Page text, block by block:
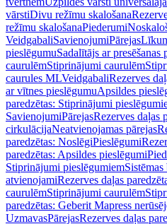
vārstiDivu režīmu skalošana
režīmu skalošanaPiederumi
VeidgabaliSavienojumiPārejas
pieslēgumuSadalītājs ar presēšanas
caurulēmStiprinājumi caurulēm
caurules MLVeidgabaliRezerves
ar vītnes pieslēgumuApsildes
paredzētas: Stiprinājumi
SavienojumiPārejasRezerves daļas
cirkulācijaNeatvienojamas pārejas
paredzētas: NoslēgiPieslēgumi
paredzētas: Apsildes pieslēgumi
Stiprinājumi pieslēgumiem
atvienojamiRezerves daļas
caurulēmStiprinājumi caurulēm
paredzētas: Geberit Mapress
UzmavasPārejasRezerves daļas